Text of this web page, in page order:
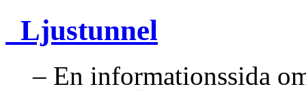
Ljustunnel
– En informationssida